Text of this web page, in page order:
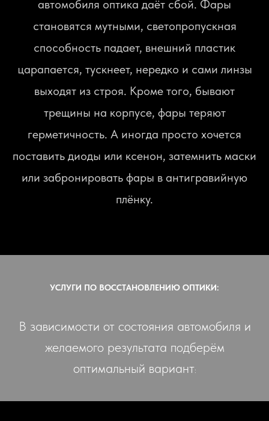
автомобиля оптика даёт сбой. Фары
становятся мутными, светопропускная
способность падает, внешний пластик
царапается, тускнеет, нередко и сами линзы
выходят из строя. Кроме того, бывают
трещины на корпусе, фары теряют
герметичность. А иногда просто хочется
поставить диоды или ксенон, затемнить маски
или забронировать фары в антигравийную
плёнку.
УСЛУГИ ПО ВОССТАНОВЛЕНИЮ ОПТИКИ:
В зависимости от состояния автомобиля и
желаемого результата подберём
оптимальный вариант: